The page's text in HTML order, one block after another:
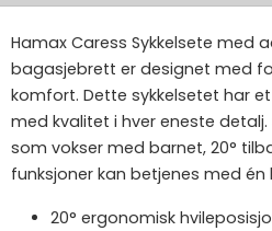
Hamax Caress Sykkelsete med
bagasjebrett er designet med
komfort. Dette sykkelsetet har
med kvalitet i hver eneste
som vokser med barnet, 20°
funksjoner kan betjenes med
20° ergonomisk